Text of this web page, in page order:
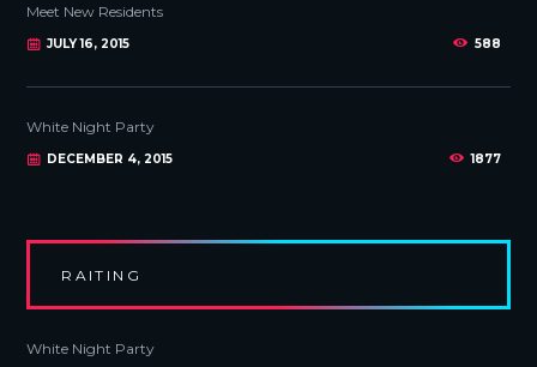
Meet New Residents
JULY 16, 2015 588
White Night Party
DECEMBER 4, 2015 1877
RAITING
White Night Party